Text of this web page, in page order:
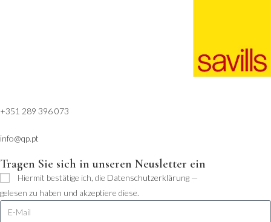
+351 289 396 073
info@qp.pt
Tragen Sie sich in unseren Neusletter ein
Hiermit bestätige ich, die Datenschutzerklärung —
gelesen zu haben und akzeptiere diese.